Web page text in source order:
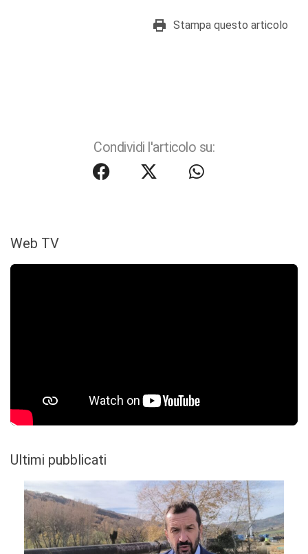
Stampa questo articolo
Condividi l'articolo su:
Web TV
Ultimi pubblicati